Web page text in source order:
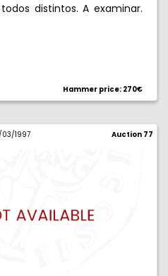
distintos. A examinar.
Hammer price: 270€
1997 Auction 77